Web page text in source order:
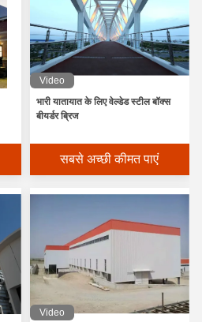
Video
भारी यातायात के लिए वेल्डेड स्टील बॉक्स
बीयर्डर ब्रिज
सबसे अच्छी कीमत पाएं
Video